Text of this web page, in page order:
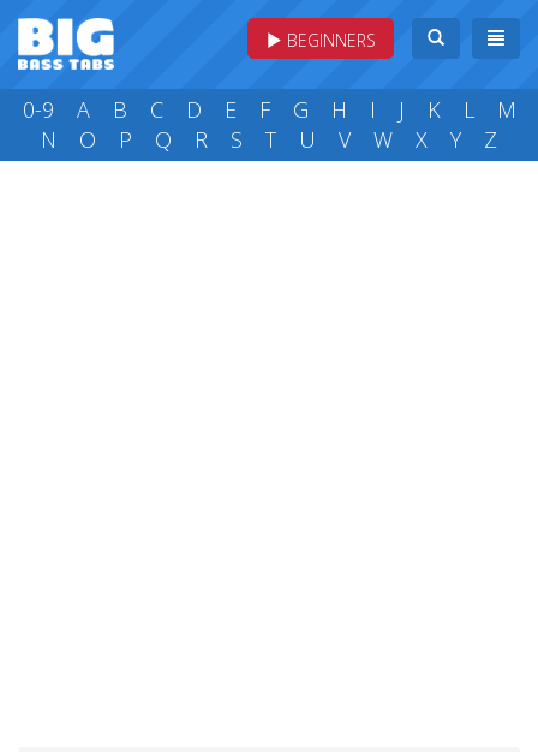
BEGINNERS
0-9 A B C D E F G H I J K L
M
N
O P Q R S T U V W X Y Z